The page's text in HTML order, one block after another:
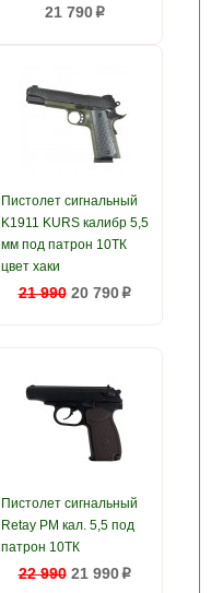
21 790p
Пистолет сигнальный
K1911 KURS калибр 5,5
мм под патрон 10ТК
цвет хаки
21 990 20 790p
Пистолет сигнальный
Retay PM кал. 5,5 под
патрон 10ТК
22 990 21 990p